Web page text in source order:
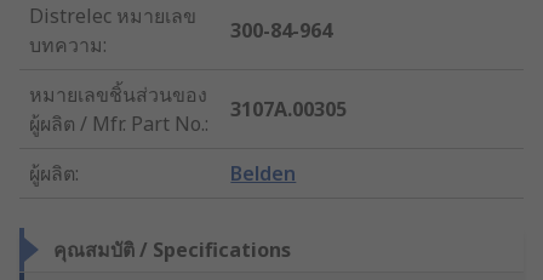
Distrelec หมายเลข
บทความ:
300-84-964
หมายเลขชิ้นส่วนของ
ผู้ผลิต / Mfr. Part No.:
3107A.00305
ผู้ผลิต: Belden
คุณสมบัติ / Specifications